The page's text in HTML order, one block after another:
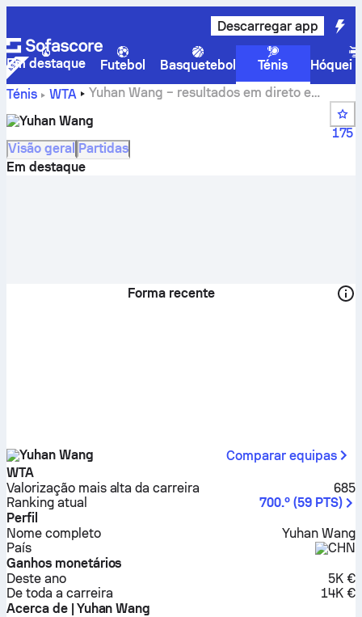
Descarregar app
Em destaque Futebol Basquetebol Ténis
Hóquei
Ténis
WTA
Yuhan Wang – resultados em direto e
Yuhan Wang
175
Visão geral Partidas
Em destaque
Forma recente
Yuhan Wang
Comparar equipas
WTA
Valorização mais alta da carreira
685
Ranking atual
700.º (59 PTS)
Perfil
Nome completo
Yuhan Wang
País
CHN
Ganhos monetários
Deste ano
5K €
De toda a carreira
14K €
Acerca de | Yuhan Wang